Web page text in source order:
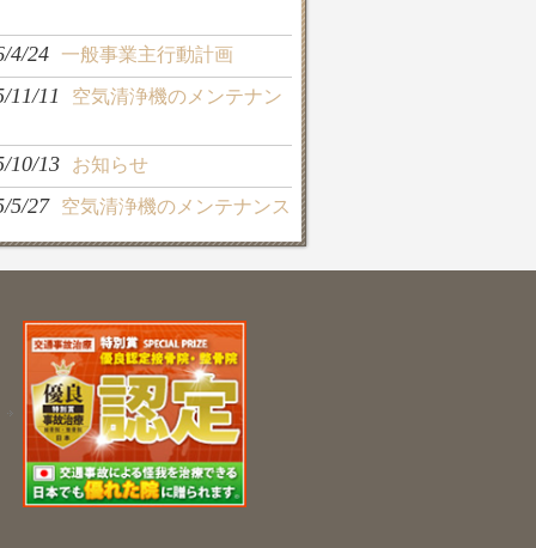
4/24 一般事業主行動計画
11/11
空気清浄機のメンテナン
10/13 お知らせ
5/27 空気清浄機のメンテナンス